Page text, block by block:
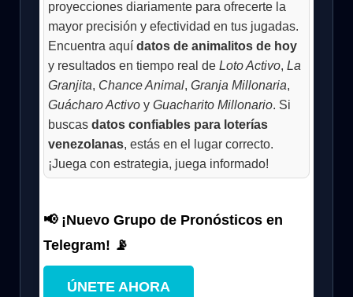
proyecciones diariamente para ofrecerte la
mayor precisión y efectividad en tus jugadas.
Encuentra aquí datos de animalitos de hoy
y resultados en tiempo real de Loto Activo, La
Granjita, Chance Animal, Granja Millonaria,
Guácharo Activoy Guacharito Millonario. Si
buscas datos confiables para loterías
venezolanas, estás en el lugar correcto.
¡Juega con estrategia, juega informado!
📢 ¡Nuevo Grupo de Pronósticos en
Telegram! 📡
ÚNETE AHORA